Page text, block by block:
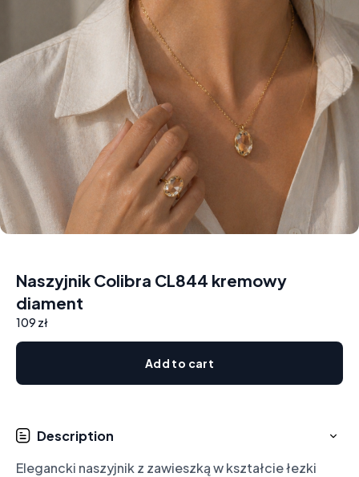
Naszyjnik Colibra CL844 kremowy
diament
109 zł
Add to cart
Description
Elegancki naszyjnik z zawieszką w kształcie łezki